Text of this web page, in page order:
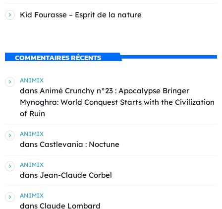
Kid Fourasse – Esprit de la nature
COMMENTAIRES RÉCENTS
ANIMIX
dans Animé Crunchy n°23 : Apocalypse Bringer
Mynoghra: World Conquest Starts with the Civilization
of Ruin
ANIMIX
dans Castlevania : Noctune
ANIMIX
dans Jean-Claude Corbel
ANIMIX
dans Claude Lombard